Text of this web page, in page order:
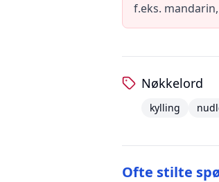
f.eks.
Nøkkelord
kylling
Ofte stilte